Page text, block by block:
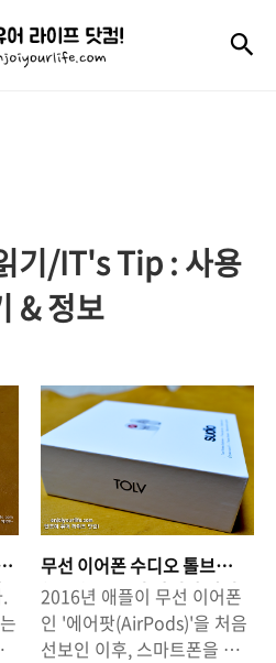
엔
조
이
프
컴!
기/IT's Tip : 사용
& 정보
무선 이어폰 수디오 톨브
(Tolv) : 북유럽 감성에 빠진
가성비 이어폰
2016년 애플이 무선 이어폰
인 '에어팟(AirPods)'을 처음
선보인 이후, 스마트폰을 쓰